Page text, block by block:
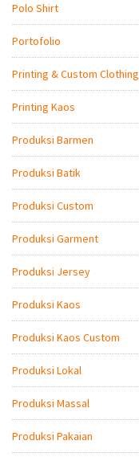
Polo Shirt
Portofolio
Printing & Custom Clothing
Printing Kaos
Produksi Barmen
Produksi Batik
Produksi Custom
Produksi Garment
Produksi Jersey
Produksi Kaos
Produksi Kaos Custom
Produksi Lokal
Produksi Massal
Produksi Pakaian